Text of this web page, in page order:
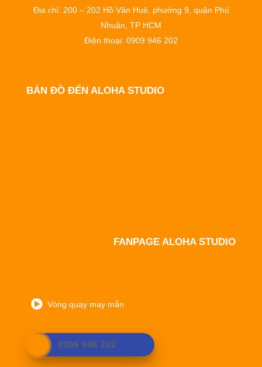
Địa chỉ: 200 – 202 Hồ Văn Huê, phường 9, quận Phú
Nhuận, TP HCM
Điện thoại: 0909 946 202
BẢN ĐỒ ĐẾN ALOHA STUDIO
FANPAGE ALOHA STUDIO
Vòng quay may mắn
0909 946 202